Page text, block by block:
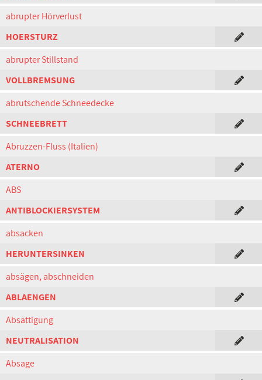
abrupter Hörverlust
HOERSTURZ
abrupter Stillstand
VOLLBREMSUNG
abrutschende Schneedecke
SCHNEEBRETT
Abruzzen-Fluss (Italien)
ATERNO
ABS
ANTIBLOCKIERSYSTEM
absacken
HERUNTERSINKEN
absägen, abschneiden
ABLAENGEN
Absättigung
NEUTRALISATION
Absage